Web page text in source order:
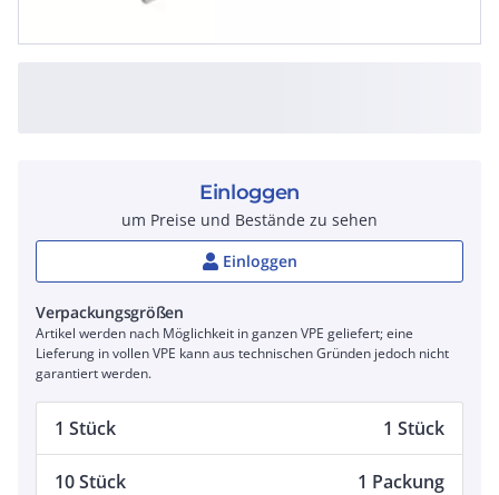
Einloggen
um Preise und Bestände zu sehen
Einloggen
Verpackungsgrößen
Artikel werden nach Möglichkeit in ganzen VPE geliefert; eine
Lieferung in vollen VPE kann aus technischen Gründen jedoch nicht
garantiert werden.
1 Stück 1 Stück
10 Stück 1 Packung